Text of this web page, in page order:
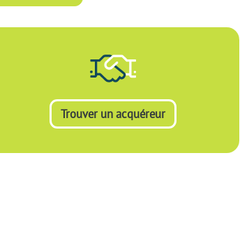
Trouver un acquéreur